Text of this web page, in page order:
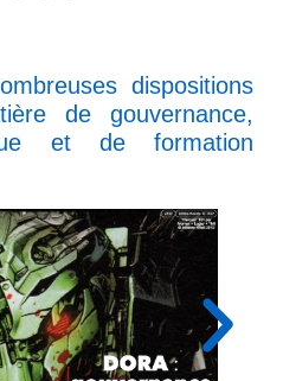
dispositions
de gouvernance,
et de formation